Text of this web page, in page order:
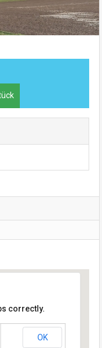
correctly.
OK